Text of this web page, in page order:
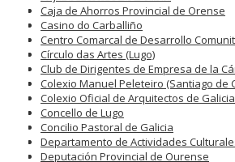
Caja de Ahorros Provincial de Orense
Casino do Carballiño
Centro Comarcal de Desarrollo
Círculo das Artes (Lugo)
Club de Dirigentes de Empresa de la
Colexio Manuel Peleteiro (Santiago de
Colexio Oficial de Arquitectos de Galicia
Concello de Lugo
Concilio Pastoral de Galicia
Departamento de Actividades
Deputación Provincial de Ourense